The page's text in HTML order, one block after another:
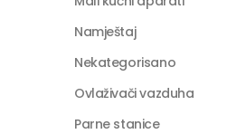
Namještaj
Nekategorisano
Ovlaživači vazduha
Parne stanice